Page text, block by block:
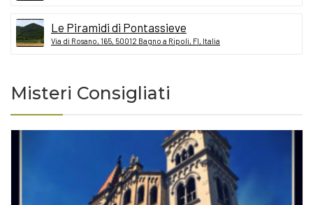
Le Piramidi di Pontassieve
Via di Rosano, 165, 50012 Bagno a Ripoli, FI, Italia
Misteri Consigliati